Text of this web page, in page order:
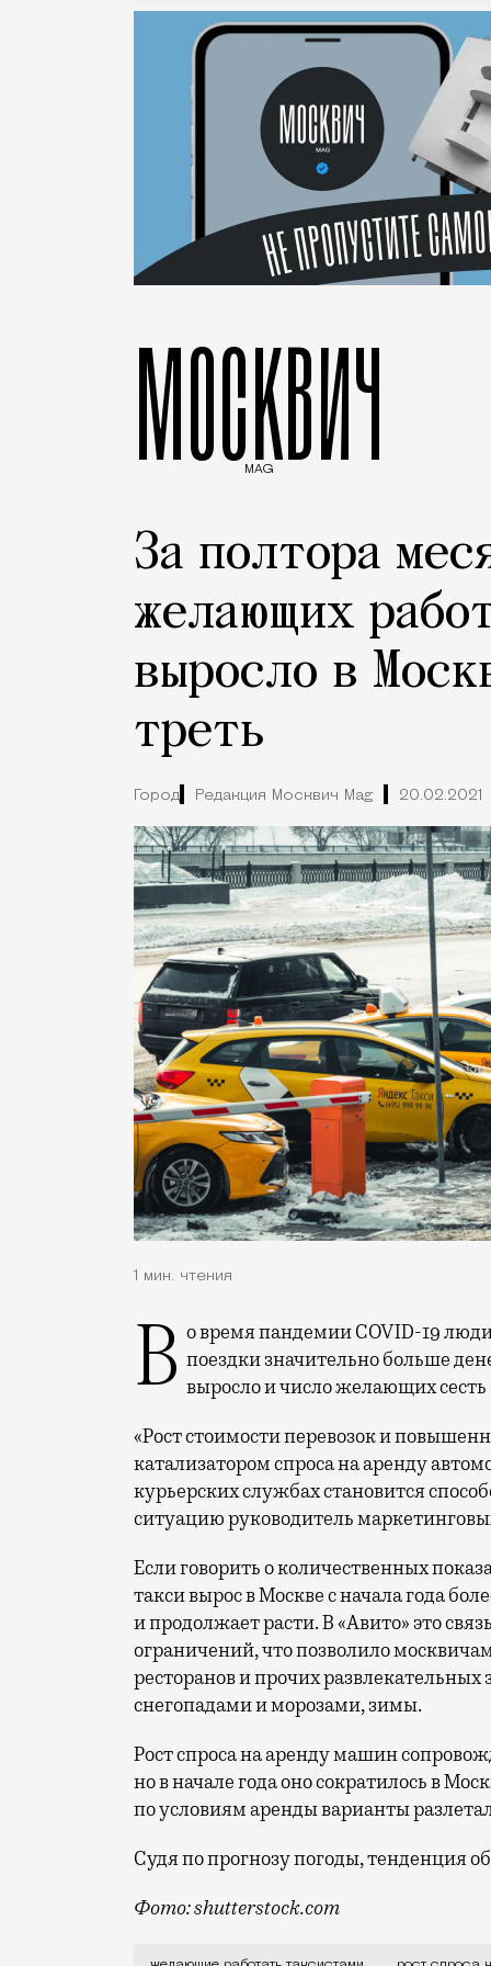
МОСКВИЧ
MAG
За полтора
желающих
выросло в
треть
Город Редакция Москвич Mag 20.02.2021
1 мин. чтения
Во время пандемии COVID-19 люди стали чаще ездить на такси и тратить на такие поездки значительно больше
выросло и число желающих сесть
«Рост стоимости перевозок и
катализатором спроса на аренду
курьерских службах становится
ситуацию руководитель
Если говорить о количественных
такси вырос в Москве с начала года
и продолжает расти. В «Авито» это
ограничений, что позволило
ресторанов и прочих
снегопадами и морозами, зимы.
Рост спроса на аренду машин
но в начале года оно сократилось в
по условиям аренды варианты
Судя по прогнозу погоды, тенденция
Фото: shutterstock.com
Во время пандемии COVID-19 люди